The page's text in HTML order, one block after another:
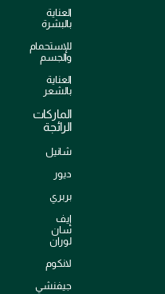
العناية
بالبشرة
للإستحمام
والجسم
العناية
بالشعر
الماركات
الرائجة
شانيل
ديور
بربري
إيف
سان
لوران
لانكوم
جيفنشي